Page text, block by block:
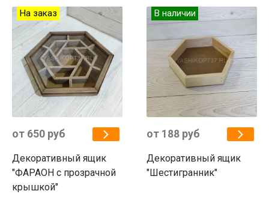
На заказ
от 650 руб
Декоративный ящик
"ФАРАОН с прозрачной
крышкой"
В наличии
от 188 руб
Декоративный ящик
"Шестигранник"